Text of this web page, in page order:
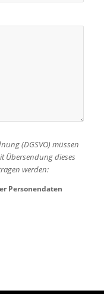
(DGSVO) müssen
Übersendung dieses
werden:
Personendaten